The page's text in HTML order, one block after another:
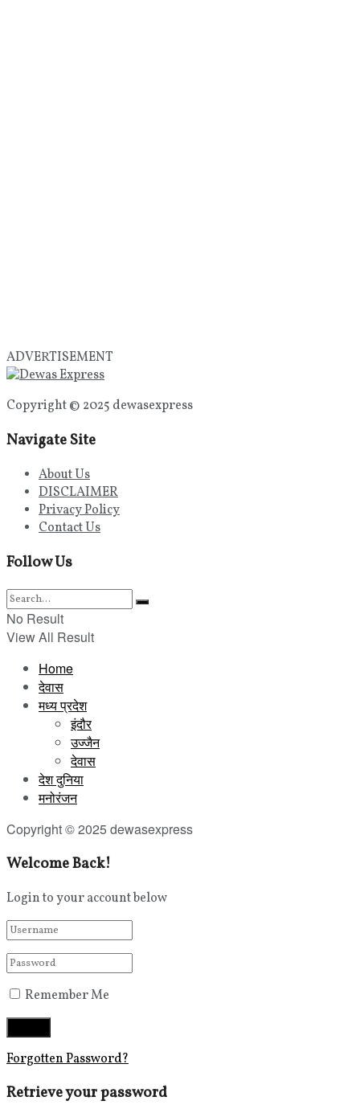
ADVERTISEMENT
Copyright © 2025 dewasexpress
Navigate Site
About Us
DISCLAIMER
Privacy Policy
Contact Us
Follow Us
No Result
View All Result
Home
देवास
मध्य प्रदेश
इंदौर
उज्जैन
देवास
देश दुनिया
मनोरंजन
Copyright © 2025 dewasexpress
Welcome Back!
Login to your account below
Remember Me
Forgotten Password?
Retrieve your password